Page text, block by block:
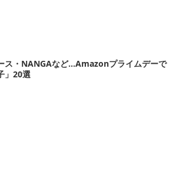
ス・NANGAなど…Amazonプライムデーで
」20選